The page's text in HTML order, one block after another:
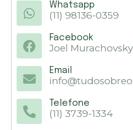
Whatsapp
(11) 98136-0359
Facebook
Joel Murachovsky
Email
Telefone
(11) 3739-1334